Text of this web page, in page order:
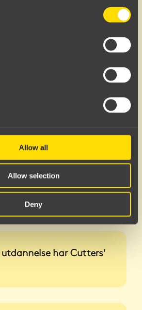
Allow all
Allow selection
Deny
om jeg kansellerer min
jeg ned Cutters-
med å bruke
har Cutters'